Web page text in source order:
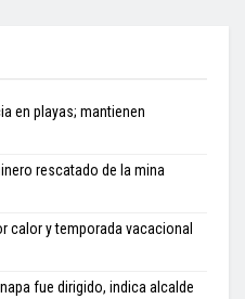
en playas; mantienen
rescatado de la mina
calor y temporada vacacional
fue dirigido, indica alcalde